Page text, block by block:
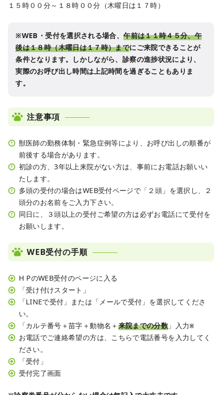
１５時００分～１８時００分（木曜日は１７時）
※WEB・受付を選択される場合、午前は１１時４５分、午
後は１８時（木曜日は１７時）までにご来院できることが
条件となります。しかしながら、診察の進捗状況により、
実際のお呼び出し時間は上記時間を過ぎることもありま
す。
注意事項
獣医師の勤務体制・緊急症例等により、お呼び出しの順番が
前後する場合があります。
初診の方、3年以上来院がない方は、事前にお電話お願いい
たします。
多頭の受付の場合はWEB受付ページで「２頭」を選択し、２
頭分のお名前をご入力下さい。
同日に、３頭以上の受付ご希望の方は必ずお電話にて受付を
お願いします。
WEB受付の手順
H PのWEB受付のページに入る
「受け付けスタート」
「LINEで受付」または「メールで受付」を選択してくださ
い。
「カルテ番号＋苗字＋動物名＋ 来院までの分数 」入力※
お電話でご連絡希望の方は、こちらで電話番号を入力してく
ださい。
「受付」
受付完了画面